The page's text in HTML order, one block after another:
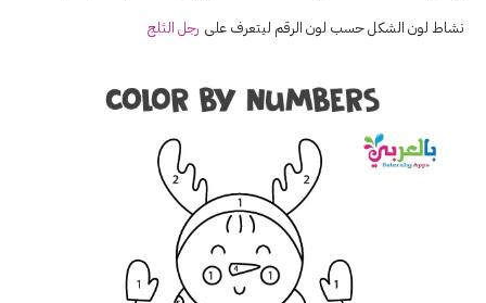
نشاط لون الشكل حسب لون الرقم ليتعرف على رجل الثلج